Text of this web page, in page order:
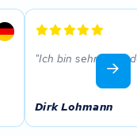
Ich bin sehr
Dirk Lohmann